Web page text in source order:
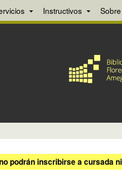
Instructivos
podrán inscribirse a cursada